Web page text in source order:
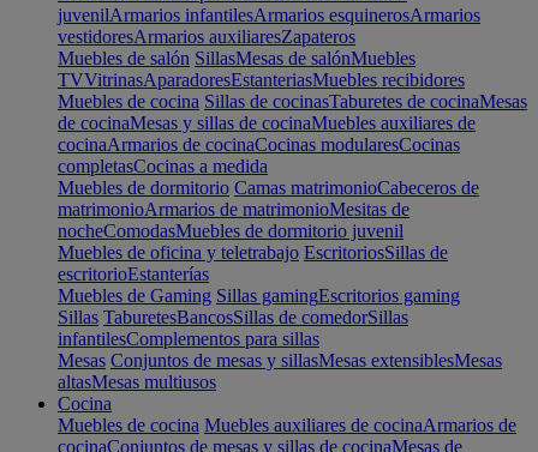
juvenilArmarios infantilesArmarios esquinerosArmarios
vestidoresArmarios auxiliaresZapateros
Muebles de salón SillasMesas de salónMuebles
TVVitrinasAparadoresEstanteriasMuebles recibidores
Muebles de cocina Sillas de cocinasTaburetes de cocinaMesas
de cocinaMesas y sillas de cocinaMuebles auxiliares de
cocinaArmarios de cocinaCocinas modularesCocinas
completasCocinas a medida
Muebles de dormitorio Camas matrimonioCabeceros de
matrimonioArmarios de matrimonioMesitas de
nocheComodasMuebles de dormitorio juvenil
Muebles de oficina y teletrabajo EscritoriosSillas de
escritorioEstanterías
Muebles de Gaming Sillas gamingEscritorios gaming
Sillas TaburetesBancosSillas de comedorSillas
infantilesComplementos para sillas
Mesas Conjuntos de mesas y sillasMesas extensiblesMesas
altasMesas multiusos
Cocina
Muebles de cocina Muebles auxiliares de cocinaArmarios de
cocinaConjuntos de mesas y sillas de cocinaMesas de